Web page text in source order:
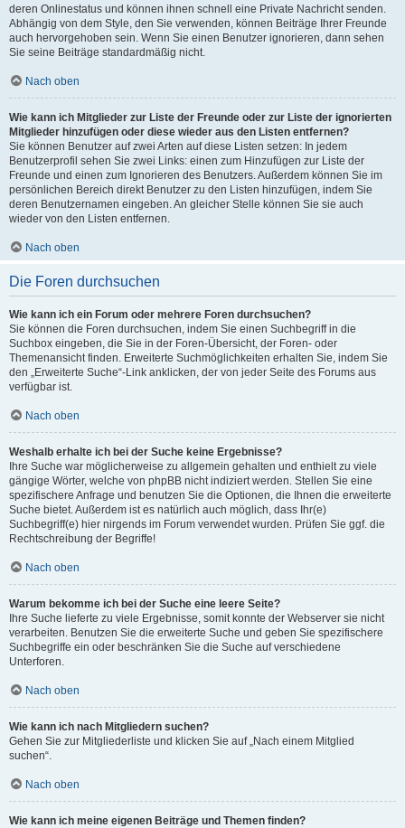
deren Onlinestatus und können ihnen schnell eine Private Nachricht senden.
Abhängig von dem Style, den Sie verwenden, können Beiträge Ihrer Freunde
auch hervorgehoben sein. Wenn Sie einen Benutzer ignorieren, dann sehen
Sie seine Beiträge standardmäßig nicht.
Nach oben
Wie kann ich Mitglieder zur Liste der Freunde oder zur Liste der ignorierten
Mitglieder hinzufügen oder diese wieder aus den Listen entfernen?
Sie können Benutzer auf zwei Arten auf diese Listen setzen: In jedem
Benutzerprofil sehen Sie zwei Links: einen zum Hinzufügen zur Liste der
Freunde und einen zum Ignorieren des Benutzers. Außerdem können Sie im
persönlichen Bereich direkt Benutzer zu den Listen hinzufügen, indem Sie
deren Benutzernamen eingeben. An gleicher Stelle können Sie sie auch
wieder von den Listen entfernen.
Nach oben
Die Foren durchsuchen
Wie kann ich ein Forum oder mehrere Foren durchsuchen?
Sie können die Foren durchsuchen, indem Sie einen Suchbegriff in die
Suchbox eingeben, die Sie in der Foren-Übersicht, der Foren- oder
Themenansicht finden. Erweiterte Suchmöglichkeiten erhalten Sie, indem Sie
den „Erweiterte Suche“-Link anklicken, der von jeder Seite des Forums aus
verfügbar ist.
Nach oben
Weshalb erhalte ich bei der Suche keine Ergebnisse?
Ihre Suche war möglicherweise zu allgemein gehalten und enthielt zu viele
gängige Wörter, welche von phpBB nicht indiziert werden. Stellen Sie eine
spezifischere Anfrage und benutzen Sie die Optionen, die Ihnen die erweiterte
Suche bietet. Außerdem ist es natürlich auch möglich, dass Ihr(e)
Suchbegriff(e) hier nirgends im Forum verwendet wurden. Prüfen Sie ggf. die
Rechtschreibung der Begriffe!
Nach oben
Warum bekomme ich bei der Suche eine leere Seite?
Ihre Suche lieferte zu viele Ergebnisse, somit konnte der Webserver sie nicht
verarbeiten. Benutzen Sie die erweiterte Suche und geben Sie spezifischere
Suchbegriffe ein oder beschränken Sie die Suche auf verschiedene
Unterforen.
Nach oben
Wie kann ich nach Mitgliedern suchen?
Gehen Sie zur Mitgliederliste und klicken Sie auf „Nach einem Mitglied
suchen“.
Nach oben
Wie kann ich meine eigenen Beiträge und Themen finden?